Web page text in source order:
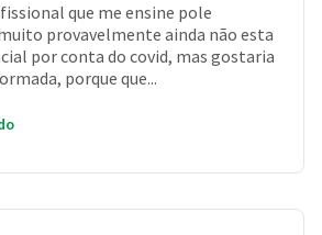
que me ensine pole
provavelmente ainda não esta
por conta do covid, mas gostaria
porque que...